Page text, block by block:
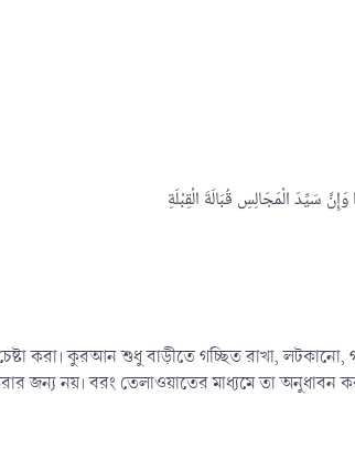
করা। কুরআন শুধু বাড়ীতে গচ্ছিত রাখা, লটকানো,
জন্য নয়। বরং তেলাওয়াতের মাধ্যমে তা অনুধাবন